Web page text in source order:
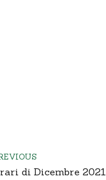
di Dicembre 2021